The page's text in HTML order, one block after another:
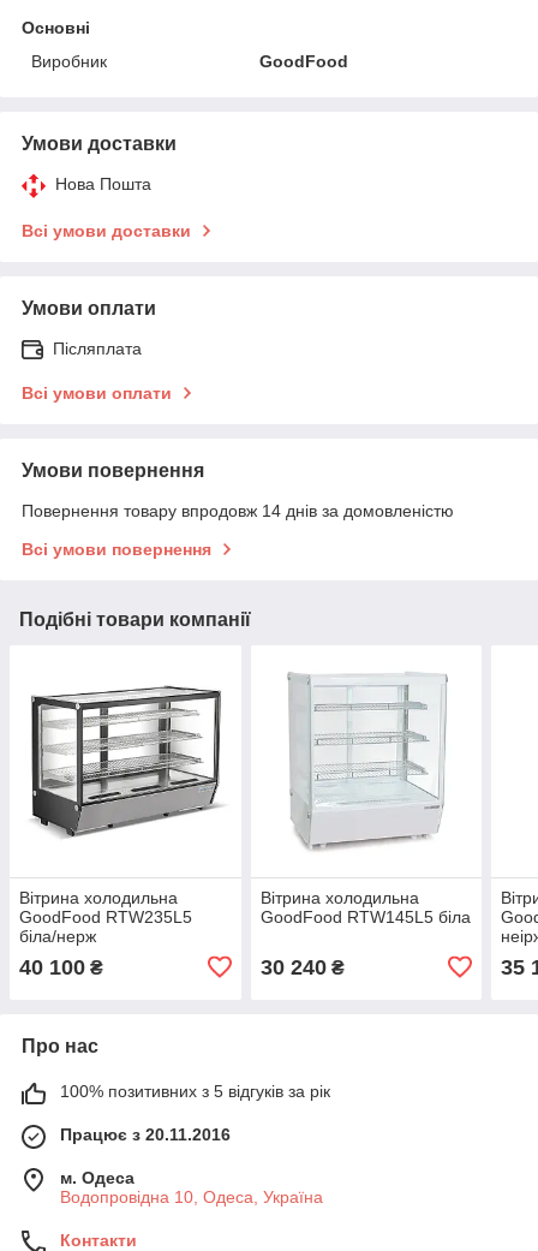
Основні
Виробник
GoodFood
Умови доставки
Нова Пошта
Всі умови доставки
Умови оплати
Післяплата
Всі умови оплати
Умови повернення
Повернення товару впродовж 14 днів за домовленістю
Всі умови повернення
Подібні товари компанії
Вітрина холодильна
GoodFood RTW235L5
біла/нерж
40 100 ₴
Вітрина холодильна
GoodFood RTW145L5 біла
30 240₴ 35
Про нас
100% позитивних з 5 відгуків за рік
Працює з 20.11.2016
м. Одеса
Водопровідна 10, Одеса, Україна
Контакти